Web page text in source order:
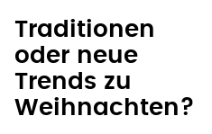
Traditionen
oder neue
Trends zu
Weihnachten?